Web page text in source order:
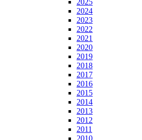
2025
2024
2023
2022
2021
2020
2019
2018
2017
2016
2015
2014
2013
2012
2011
2010